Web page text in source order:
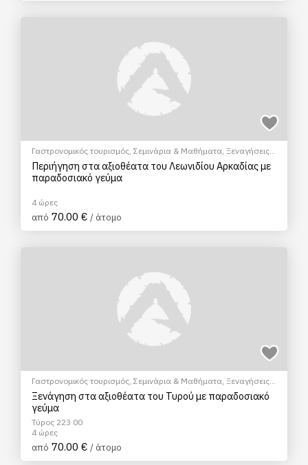
Γαστρονομικός τουρισμός, Σεμινάρια & Μαθήματα, Ξεναγήσεις/
Αξιοθέατα
Πεζοπορία Πόλης Πολιτιστικά - Πολιτισμικά
Περιήγηση στα αξιοθέατα του Λεωνιδίου Αρκαδίας με
παραδοσιακό γεύμα
4 ώρες
από 70.00 € / άτομο
Γαστρονομικός τουρισμός, Σεμινάρια & Μαθήματα, Ξεναγήσεις/
Αξιοθέατα
Πεζοπορία Πόλης Πολιτιστικά - Πολιτισμικά
Ξενάγηση στα αξιοθέατα του Τυρού με παραδοσιακό
γεύμα
Τύρος 223 00
4 ώρες
από 70.00 € / άτομο